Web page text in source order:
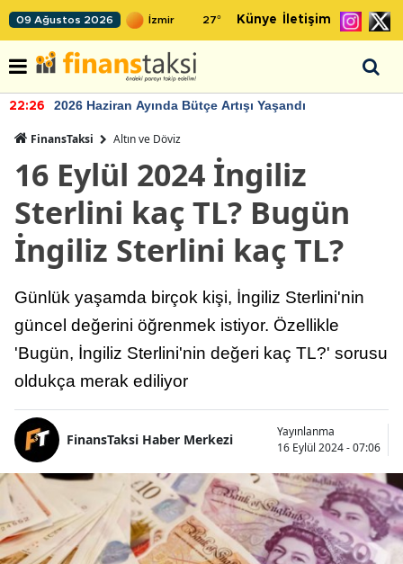
09 Ağustos 2026 27° Künye İletişim
22:26 2026 Haziran Ayında Bütçe Artışı Yaşandı
FinansTaksi Altın ve Döviz
16 Eylül 2024 İngiliz
Sterlini kaç TL? Bugün
İngiliz Sterlini kaç TL?
Günlük yaşamda birçok kişi, İngiliz Sterlini'nin
güncel değerini öğrenmek istiyor. Özellikle
'Bugün, İngiliz Sterlini'nin değeri kaç TL?' sorusu
oldukça merak ediliyor
FinansTaksi Haber Merkezi
Yayınlanma
16 Eylül 2024 - 07:06